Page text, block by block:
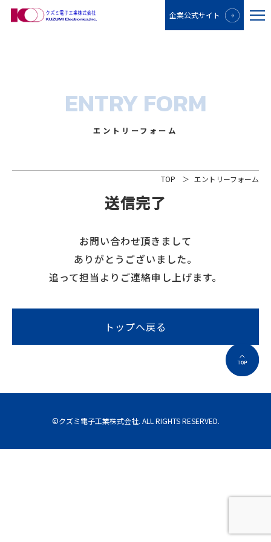
企業公式サイト
ENTRY FORM
エントリーフォーム
TOP エントリーフォーム
送信完了
お問い合わせ頂きまして
ありがとうございました。
追って担当よりご連絡申し上げます。
トップへ戻る
©クズミ電子工業株式会社. ALL RIGHTS RESERVED.